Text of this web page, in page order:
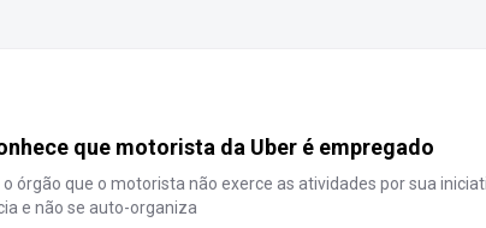
que motorista da Uber é empregado
o órgão que o motorista não exerce as atividades por sua
e não se auto-organiza